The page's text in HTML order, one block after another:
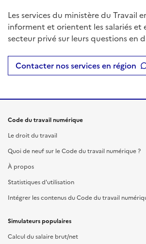
Les services du ministère du Travail
informent et orientent les salariés et
secteur privé sur leurs questions en
Contacter nos services en région
Code du travail numérique
Le droit du travail
Quoi de neuf sur le Code du travail numérique ?
À propos
Statistiques d'utilisation
Intégrer les contenus du Code du travail
Simulateurs populaires
Calcul du salaire brut/net